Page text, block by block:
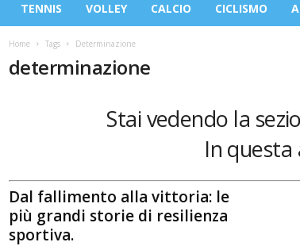
TENNIS VOLLEY CALCIO CICLISMO
Home Tags Determinazione
determinazione
Stai vedendo la
In
Dal fallimento alla vittoria: le
più grandi storie di resilienza
sportiva.